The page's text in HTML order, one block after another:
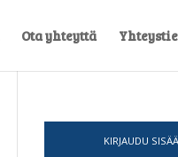
Ota yhteyttä
KIRJAUDU